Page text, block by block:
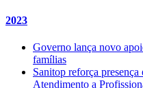
2023
Governo lança novo
famílias
Sanitop reforça
Atendimento a